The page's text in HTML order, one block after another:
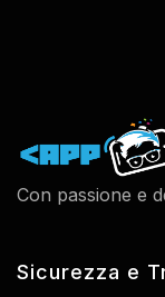
Con passione e
Sicurezza e